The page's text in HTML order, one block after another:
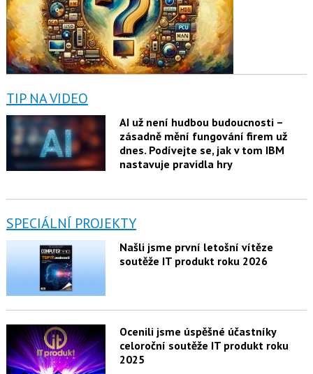
TIP NA VIDEO
AI už není hudbou budoucnosti –
zásadně mění fungování firem už
dnes. Podívejte se, jak v tom IBM
nastavuje pravidla hry
SPECIÁLNÍ PROJEKTY
Našli jsme první letošní vítěze
soutěže IT produkt roku 2026
Ocenili jsme úspěšné účastníky
celoroční soutěže IT produkt roku
2025